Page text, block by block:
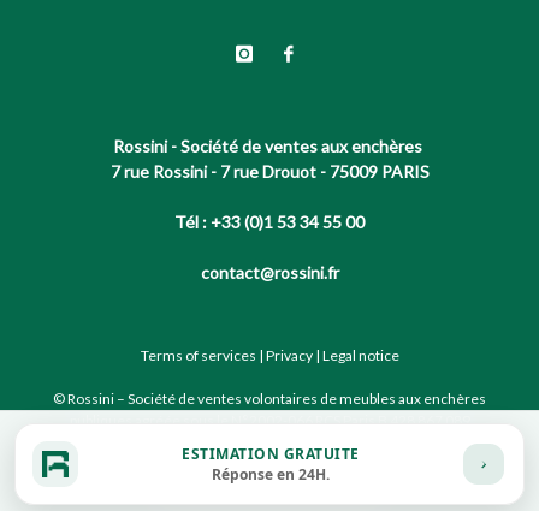
Rossini - Société de ventes aux enchères
7 rue Rossini - 7 rue Drouot - 75009 PARIS
Tél : +33 (0)1 53 34 55 00
contact@rossini.fr
Terms of services | Privacy| Legal notice
© Rossini – Société de ventes volontaires de meubles aux enchères
Site conçu par notre partenaire
ESTIMATION GRATUITE
Réponse en 24H.